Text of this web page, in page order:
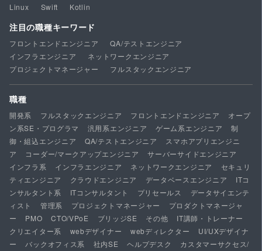
Linux
Swift Kotlin
注目の職種キーワード
フロントエンドエンジニア
QA/テストエンジニア
インフラエンジニア
ネットワークエンジニア
プロジェクトマネージャー
フルスタックエンジニア
職種
開発系 フルスタックエンジニア フロントエンドエンジニア
オープ
ン系SE・プログラマ
汎用系エンジニア ゲーム系エンジニア
制
御・組込エンジニア
QA/テストエンジニア
スマホアプリエンジニ
ア
コーダー/マークアップエンジニア
サーバーサイドエンジニア
インフラ系
インフラエンジニア ネットワークエンジニア
セキュリ
ティエンジニア
クラウドエンジニア データベースエンジニア
ITコ
ンサルタント系
ITコンサルタント プリセールス
データサイエンテ
ィスト
管理系 プロジェクトマネージャー
プロダクトマネージャ
ー
PMO CTO/VPoE ブリッジSE その他
IT講師・トレーナー
クリエイター系
webデザイナー webディレクター
UI/UXデザイナ
ー
バックオフィス系 社内SE ヘルプデスク
カスタマーサクセス/